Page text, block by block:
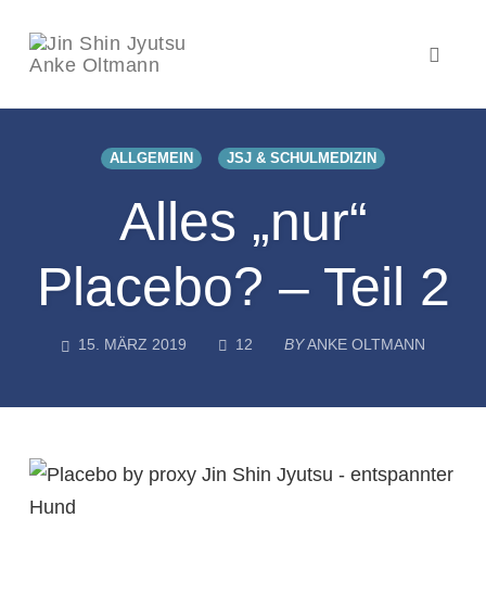
ALLGEMEIN JSJ & SCHULMEDIZIN
Alles „nur“
Placebo? – Teil 2
15. MÄRZ 2019 12COMMENTS
BYANKE OLTMANN